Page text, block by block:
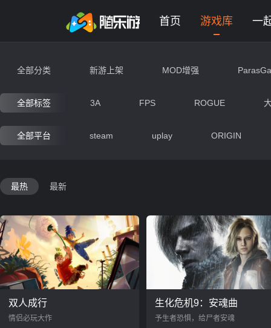
首页 游戏库 一
解谜游戏大全 - 网页版在线免
全部分类 新游上架 MOD增强
动作 射击 竞速 冒
全部标签 3A FPS ROGUE
交互艺术 经营
全部平台 steam uplay ORIGIN
最热 最新
双人成行
情侣必玩大作
生化危机9：安魂曲
予生者恐惧，给尸者安魂